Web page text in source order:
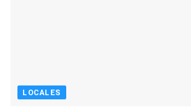
LOCALES